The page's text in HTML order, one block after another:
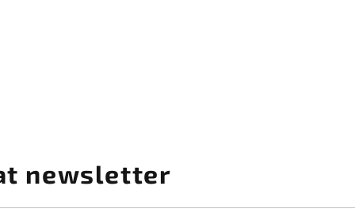
newsletter